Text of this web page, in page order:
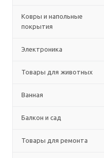
Ковры и напольные
покрытия
Электроника
Товары для животных
Ванная
Балкон и сад
Товары для ремонта